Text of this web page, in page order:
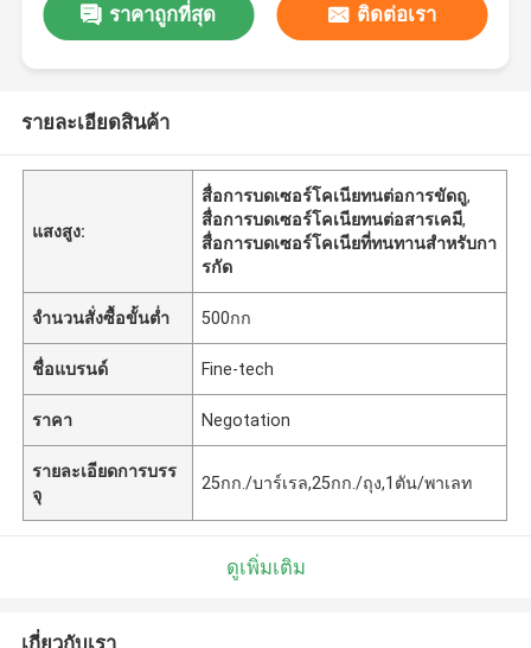
ราคาถูกที่สุด ติดต่อเรา
รายละเอียดสินค้า
แสงสูง:
สื่อการบดเซอร์โคเนียทนต่อการขัดถู,
สื่อการบดเซอร์โคเนียทนต่อสารเคมี,
สื่อการบดเซอร์โคเนียที่ทนทานสำหรับกา
รกัด
จำนวนสั่งซื้อขั้นต่ำ 500กก
ชื่อแบรนด์ Fine-tech
ราคา Negotation
รายละเอียดการบรร
จุ
25กก./บาร์เรล,25กก./ถุง,1ตัน/พาเลท
ดูเพิ่มเติม